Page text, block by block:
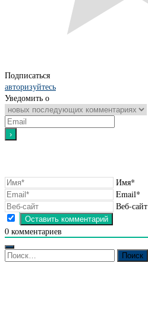
Подписаться
авторизуйтесь
Уведомить о
Имя*
Email*
Веб-сайт
0 комментариев
Найти: